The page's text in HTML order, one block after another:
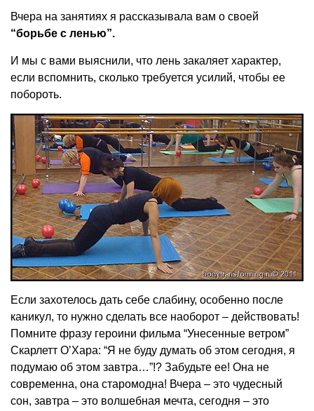
Вчера на занятиях я рассказывала вам о своей
“борьбе с ленью”.
И мы с вами выяснили, что лень закаляет характер,
если вспомнить, сколько требуется усилий, чтобы ее
побороть.
Если захотелось дать себе слабину, особенно после
каникул, то нужно сделать все наоборот – действовать!
Помните фразу героини фильма “Унесенные ветром”
Скарлетт О’Хара: “Я не буду думать об этом сегодня, я
подумаю об этом завтра…”!? Забудьте ее! Она не
современна, она старомодна! Вчера – это чудесный
сон, завтра – это волшебная мечта, сегодня – это